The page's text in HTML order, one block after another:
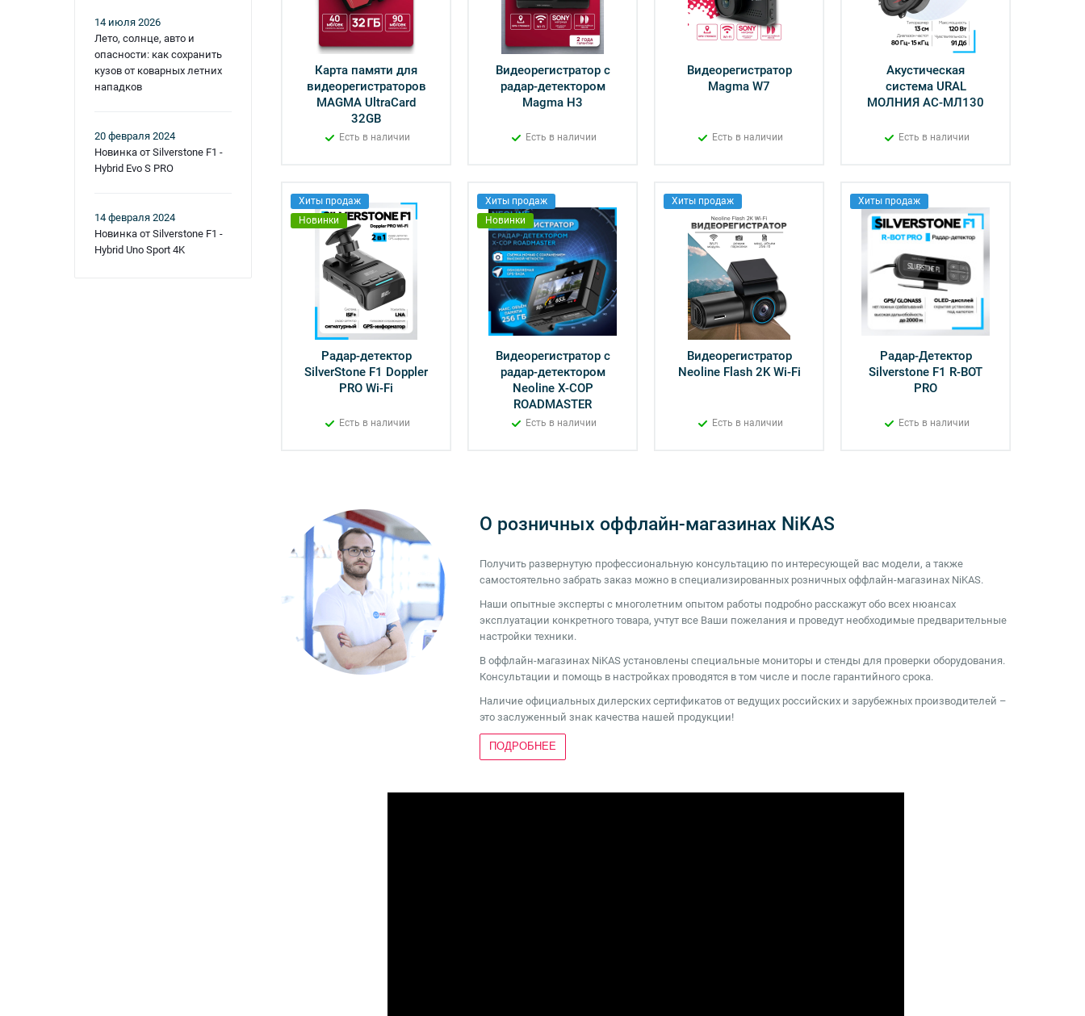
14 июля 2026
Лето, солнце, авто и
опасности: как сохранить
кузов от коварных летних
нападков
20 февраля 2024
Новинка от Silverstone F1 -
Hybrid Evo S PRO
14 февраля 2024
Новинка от Silverstone F1 -
Hybrid Uno Sport 4K
Карта памяти для
видеорегистраторов
MAGMA UltraCard
32GB
Есть в наличии
Видеорегистратор с
радар-детектором
Magma H3
Есть в наличии
Видеорегистратор
Magma W7
Есть в наличии
Акустическая
система URAL
МОЛНИЯ АС-МЛ130
Есть в наличии
Хиты продаж
Новинки
Радар-детектор
SilverStone F1 Doppler
PRO Wi-Fi
Есть в наличии
Хиты продаж
Новинки
Видеорегистратор с
радар-детектором
Neoline X-COP
ROADMASTER
Есть в наличии
Хиты продаж
Видеорегистратор
Neoline Flash 2K Wi-Fi
Есть в наличии
Хиты продаж
Радар-Детектор
Silverstone F1 R-BOT
PRO
Есть в наличии
О розничных оффлайн-магазинах NiKAS
Получить развернутую профессиональную консультацию по интересующей вас модели, а также
самостоятельно забрать заказ можно в специализированных розничных оффлайн-магазинах NiKAS.
Наши опытные эксперты с многолетним опытом работы подробно расскажут обо всех нюансах
эксплуатации конкретного товара, учтут все Ваши пожелания и проведут необходимые предварительные
настройки техники.
В оффлайн-магазинах NiKAS установлены специальные мониторы и стенды для проверки оборудования.
Консультации и помощь в настройках проводятся в том числе и после гарантийного срока.
Наличие официальных дилерских сертификатов от ведущих российских и зарубежных производителей –
это заслуженный знак качества нашей продукции!
ПОДРОБНЕЕ